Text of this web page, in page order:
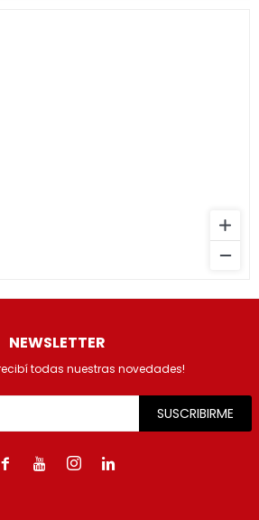
NEWSLETTER
todas nuestras novedades!
SUSCRIBIRME
   